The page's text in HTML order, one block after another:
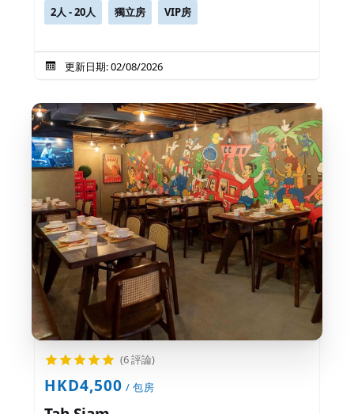
2人 - 20人 獨立房 VIP房
更新日期: 02/08/2026
(6 評論)
HKD4,500 / 包房